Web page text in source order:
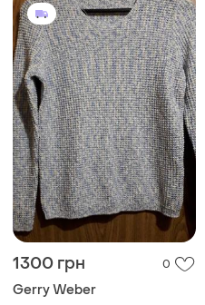
1300 грн 0
Gerry Weber